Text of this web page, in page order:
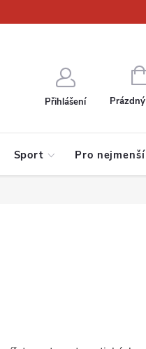
Přihlášení
Sport Pro nejmenší